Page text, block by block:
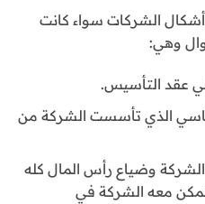
الشركات سواء كانت
وهي:
عقد التأسيس.
الذي تأسست الشركة من
الشركة وضياع رأس المال كله
معه الشركة في